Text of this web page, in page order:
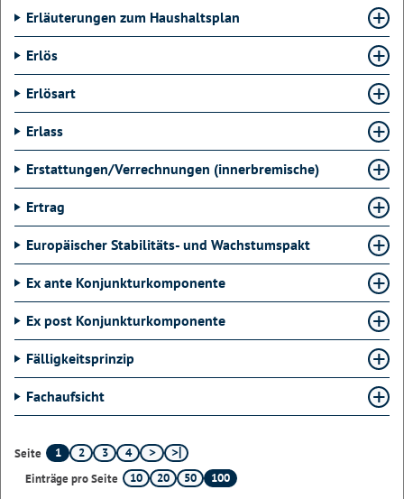
Erläuterungen zum Haushaltsplan
Erlös
Erlösart
Erlass
Erstattungen/Verrechnungen (innerbremische)
Ertrag
Europäischer Stabilitäts- und Wachstumspakt
Ex ante Konjunkturkomponente
Ex post Konjunkturkomponente
Fälligkeitsprinzip
Fachaufsicht
Seite 1 2 3
4
Einträge pro Seite
10 20 50 100